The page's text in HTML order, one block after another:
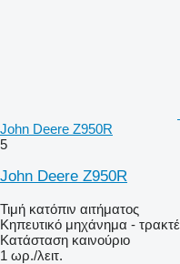
John Deere Z950R
5
John Deere Z950R
Τιμή κατόπιν αιτήματος
Κηπευτικό μηχάνημα -
Κατάσταση καινούριο
1 ωρ./λειτ.